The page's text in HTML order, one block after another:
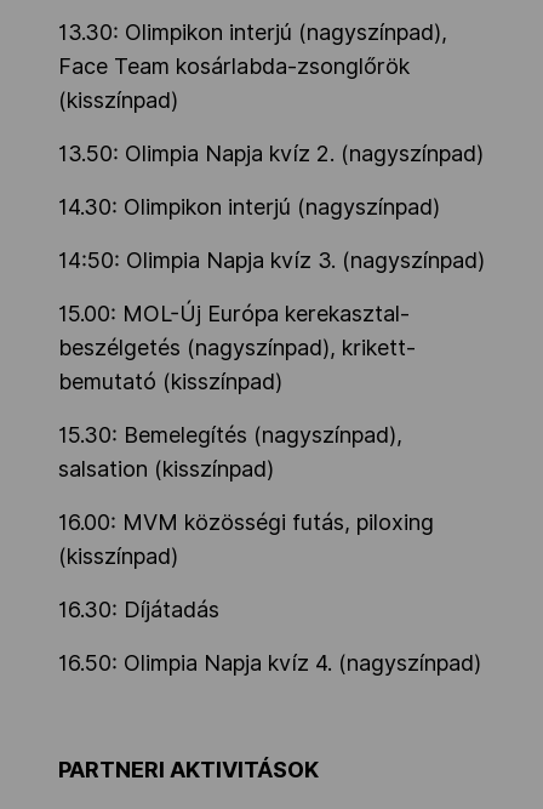
13.30: Olimpikon interjú (nagyszínpad),
Face Team kosárlabda-zsonglőrök
(kisszínpad)
13.50: Olimpia Napja kvíz 2. (nagyszínpad)
14.30: Olimpikon interjú (nagyszínpad)
14:50: Olimpia Napja kvíz 3. (nagyszínpad)
15.00: MOL-Új Európa kerekasztal-
beszélgetés (nagyszínpad), krikett-
bemutató (kisszínpad)
15.30: Bemelegítés (nagyszínpad),
salsation (kisszínpad)
16.00: MVM közösségi futás, piloxing
(kisszínpad)
16.30: Díjátadás
16.50: Olimpia Napja kvíz 4. (nagyszínpad)
PARTNERI AKTIVITÁSOK